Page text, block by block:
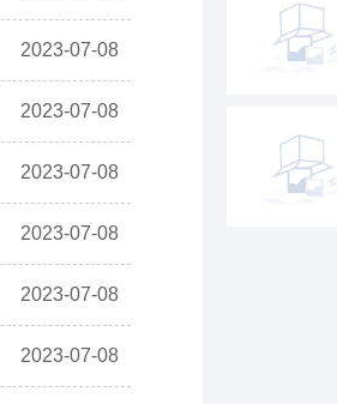
2023-07-08
2023-07-08
2023-07-08
2023-07-08
2023-07-08
2023-07-08